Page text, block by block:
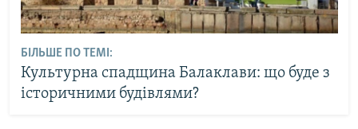
БІЛЬШЕ ПО ТЕМІ:
Культурна спадщина Балаклави: що буде з
історичними будівлями?